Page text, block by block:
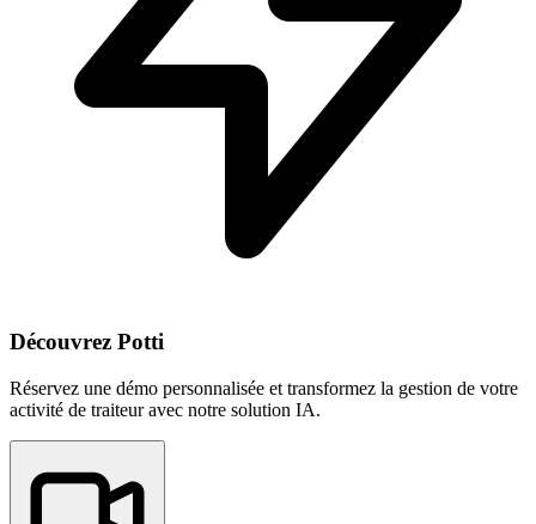
Découvrez Potti
Réservez une démo personnalisée et transformez la gestion de votre
activité de traiteur avec notre solution IA.